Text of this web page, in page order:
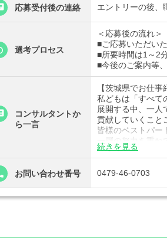
応募受付後の連絡 エントリーの後、
選考プロセス
＜応募後の流れ＞
■ご応募いただい
■所要時間は1～2
■今後のご案内等
コンサルタントか
ら一言
【茨城県でお仕
私どもは「すべて
展開する中、一人
貢献していくこと
皆様のベストパー
一層の努力を重ね
気になる案件があ
続きを見る
お問い合わせ番号 0479-46-0703